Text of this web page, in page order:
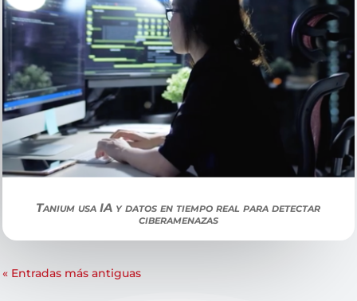
Tanium usa IA y datos en tiempo real para detectar
ciberamenazas
« Entradas más antiguas